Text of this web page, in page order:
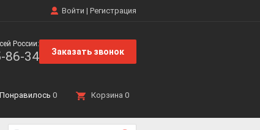
Войти | Регистрация
России:
86-34 Заказать звонок
Понравилось 0 Корзина 0